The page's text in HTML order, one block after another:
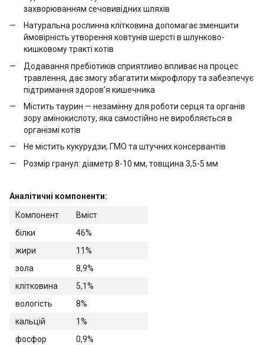
захворюванням сечовивідних шляхів
Натуральна рослинна клітковина допомагає зменшити
ймовірність утворення ковтунів шерсті в шлунково-
кишковому тракті котів
Додавання пребіотиків сприятливо впливає на процес
травлення, дає змогу збагатити мікрофлору та забезпечує
підтримання здоров’я кишечника
Містить таурин — незамінну для роботи серця та органів
зору амінокислоту, яка самостійно не виробляється в
організмі котів
Не містить кукурудзи, ГМО та штучних консервантів
Розмір гранул: діаметр 8-10 мм, товщина 3,5-5 мм
Аналітичні компоненти:
Компонент
Вміст
білки
46%
жири
11%
зола
8,9%
клітковина
5,1%
вологість
8%
кальцій
1%
фосфор
0,9%